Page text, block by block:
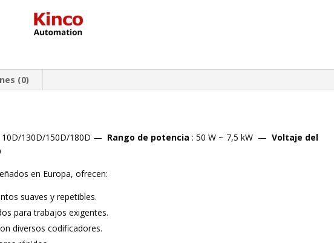
(0)
130D/150D/180D — Rango de potencia : 50 W ~ 7,5 kW —Voltaje del
en Europa, ofrecen:
suaves y repetibles.
para trabajos exigentes.
diversos codificadores.